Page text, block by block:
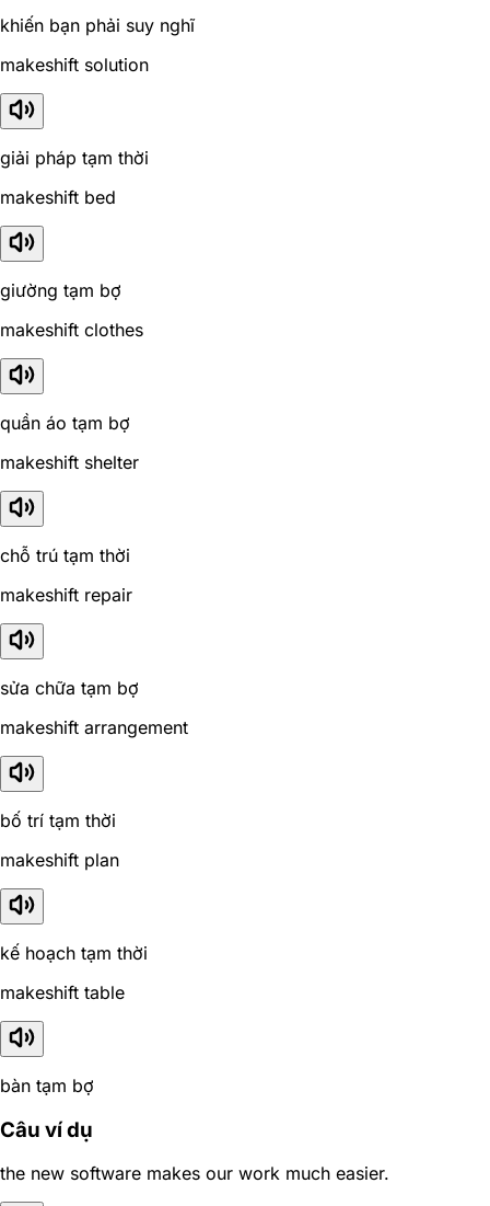
khiến bạn phải suy nghĩ
makeshift solution
giải pháp tạm thời
makeshift bed
giường tạm bợ
makeshift clothes
quần áo tạm bợ
makeshift shelter
chỗ trú tạm thời
makeshift repair
sửa chữa tạm bợ
makeshift arrangement
bố trí tạm thời
makeshift plan
kế hoạch tạm thời
makeshift table
bàn tạm bợ
Câu ví dụ
the new software makes our work much easier.